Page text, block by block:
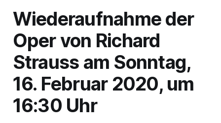
Wiederaufnahme der
Oper von Richard
Strauss am Sonntag,
16. Februar 2020, um
16:30 Uhr